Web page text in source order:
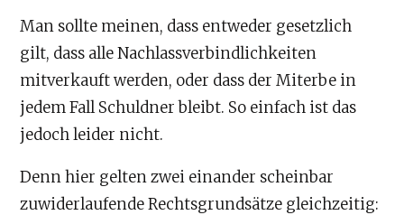
Man sollte meinen, dass entweder gesetzlich
gilt, dass alle Nachlassverbindlichkeiten
mitverkauft werden, oder dass der Miterbe in
jedem Fall Schuldner bleibt. So einfach ist das
jedoch leider nicht.
Denn hier gelten zwei einander scheinbar
zuwiderlaufende Rechtsgrundsätze gleichzeitig: